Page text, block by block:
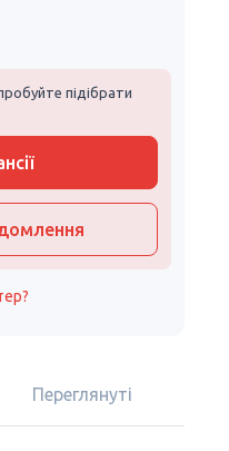
підібрати
Переглянуті